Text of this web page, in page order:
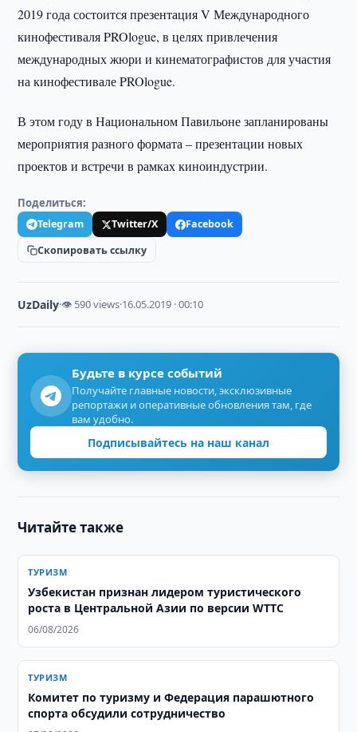
2019 года состоится презентация V Международного
кинофестиваля PROlogue, в целях привлечения
международных жюри и кинематографистов для участия
на кинофестивале PROlogue.
В этом году в Национальном Павильоне запланированы
мероприятия разного формата – презентации новых
проектов и встречи в рамках киноиндустрии.
Поделиться:
Telegram Twitter/X
Facebook
Скопировать ссылку
UzDaily·👁 590 views·16.05.2019 · 00:10
Будьте в курсе событий
Получайте главные новости, эксклюзивные
репортажи и оперативные обновления там, где
вам удобно.
Подписывайтесь на наш канал
Читайте также
ТУРИЗМ
Узбекистан признан лидером туристического
роста в Центральной Азии по версии WTTC
06/08/2026
ТУРИЗМ
Комитет по туризму и Федерация парашютного
спорта обсудили сотрудничество